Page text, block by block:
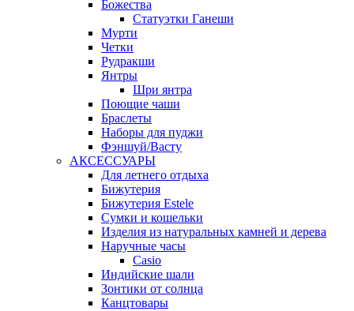
Божества
Статуэтки Ганеши
Мурти
Четки
Рудракши
Янтры
Шри янтра
Поющие чаши
Браслеты
Наборы для пуджи
Фэншуй/Васту
АКСЕССУАРЫ
Для летнего отдыха
Бижутерия
Бижутерия Estele
Сумки и кошельки
Изделия из натуральных камней и дерева
Наручные часы
Casio
Индийские шали
Зонтики от солнца
Канцтовары